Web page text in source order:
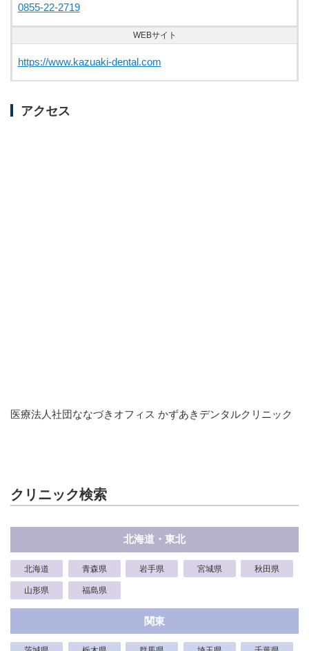
0855-22-2719
WEBサイト
https://www.kazuaki-dental.com
アクセス
医療法人社団ななづきオフィス かずあきデンタルクリニック
クリニック検索
北海道・東北
北海道 青森県 岩手県 宮城県 秋田県
山形県 福島県
関東